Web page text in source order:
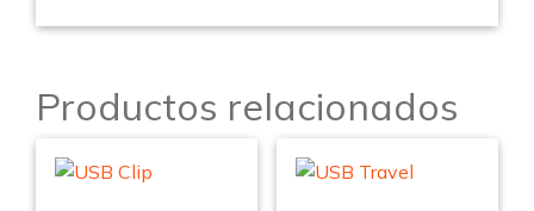
Productos relacionados